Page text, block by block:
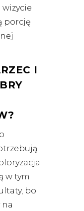
porcję
I
w tym
bo
na